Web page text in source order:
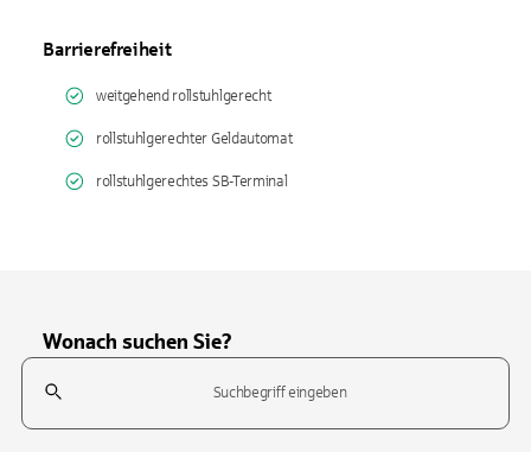
Barrierefreiheit
weitgehend rollstuhlgerecht
rollstuhlgerechter Geldautomat
rollstuhlgerechtes SB-Terminal
Wonach suchen Sie?
Suchfeld